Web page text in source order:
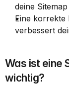
deine
Eine korrekte
verbessert
Was ist eine
wichtig?